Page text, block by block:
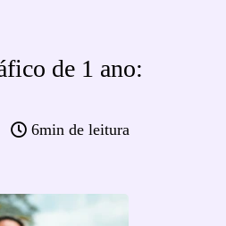
de 1 ano:
6min de leitura